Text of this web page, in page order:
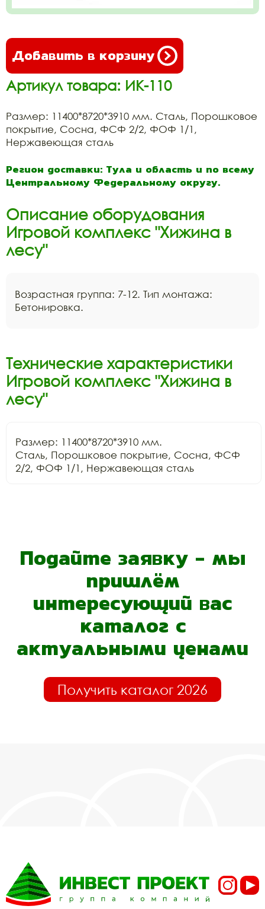
Добавить в корзину
Артикул товара: ИК-110
Размер: 11400*8720*3910 мм. Сталь, Порошковое
покрытие, Сосна, ФСФ 2/2, ФОФ 1/1,
Нержавеющая сталь
Регион доставки: Тула и область и по всему
Центральному Федеральному округу.
Описание оборудования
Игровой комплекс "Хижина в
лесу"
Возрастная группа: 7-12. Тип монтажа:
Бетонировка.
Технические характеристики
Игровой комплекс "Хижина в
лесу"
Размер: 11400*8720*3910 мм.
Сталь, Порошковое покрытие, Сосна, ФСФ
Подайте заявку - мы
пришлём
интересующий вас
каталог с
актуальными ценами
Получить каталог 2026